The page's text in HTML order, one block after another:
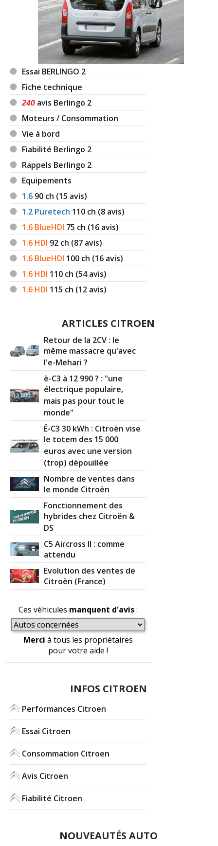
Essai BERLINGO 2
Fiche technique
240 avis Berlingo 2
Moteurs / Consommation
Vie à bord
Fiabilité Berlingo 2
Rappels Berlingo 2
Equipements
1.6 90 ch (15 avis)
1.2 Puretech 110 ch (8 avis)
1.6 BlueHDI 75 ch (16 avis)
1.6 HDI 92 ch (87 avis)
1.6 BlueHDI 100 ch (16 avis)
1.6 HDI 110 ch (54 avis)
1.6 HDI 115 ch (12 avis)
ARTICLES CITROEN
Retour de la 2CV : le
même massacre qu'avec
l'e-Mehari ?
ë-C3 à 12 990 ? : "une
électrique populaire,
mais pas pour tout le
monde"
Ë-C3 30 kWh : Citroën vise
le totem des 15 000
euros avec une version
(trop) dépouillée
Nombre de ventes dans
le monde Citroën
Fonctionnement des
hybrides chez Citroën &
DS
C5 Aircross II : comme
attendu
Evolution des ventes de
Citroën (France)
Ces véhicules manquent d'avis:
Merci à tous les propriétaires
pour votre aide !
INFOS CITROEN
Performances Citroen
Essai Citroen
Consommation Citroen
Avis Citroen
Fiabilité Citroen
NOUVEAUTÉS AUTO